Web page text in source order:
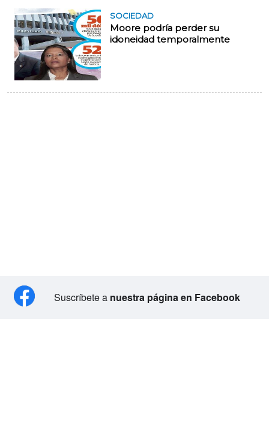
SOCIEDAD
Moore podría perder su
idoneidad temporalmente
Suscríbete a nuestra página en Facebook